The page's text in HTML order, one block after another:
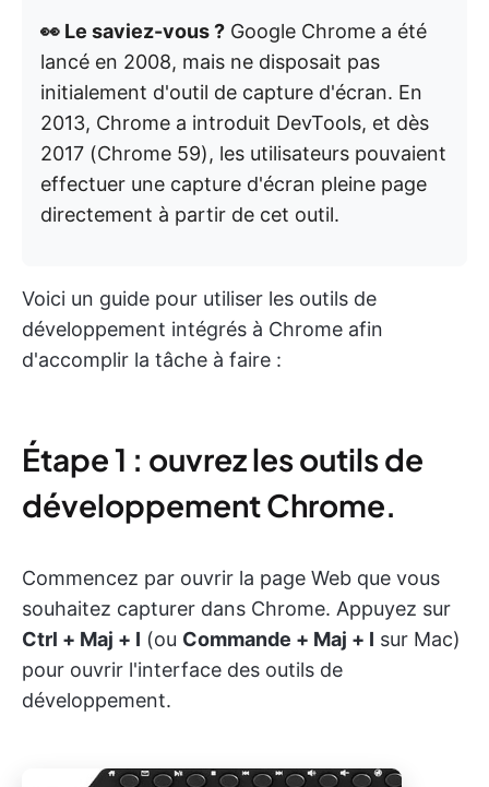
👀 Le saviez-vous ? Google Chrome a été
lancé en 2008, mais ne disposait pas
initialement d'outil de capture d'écran. En
2013, Chrome a introduit DevTools, et dès
2017 (Chrome 59), les utilisateurs pouvaient
effectuer une capture d'écran pleine page
directement à partir de cet outil.
Voici un guide pour utiliser les outils de
développement intégrés à Chrome afin
d'accomplir la tâche à faire :
Étape 1 : ouvrez les outils de
développement Chrome.
Commencez par ouvrir la page Web que vous
souhaitez capturer dans Chrome. Appuyez sur
Ctrl + Maj + I (ou Commande + Maj + I sur Mac)
pour ouvrir l'interface des outils de
développement.